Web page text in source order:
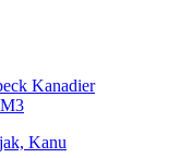
Kanu